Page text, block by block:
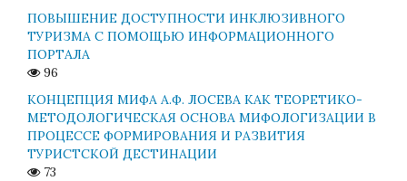
ПОВЫШЕНИЕ ДОСТУПНОСТИ ИНКЛЮЗИВНОГО
ТУРИЗМА С ПОМОЩЬЮ ИНФОРМАЦИОННОГО
ПОРТАЛА
96
КОНЦЕПЦИЯ МИФА А.Ф. ЛОСЕВА КАК ТЕОРЕТИКО-
МЕТОДОЛОГИЧЕСКАЯ ОСНОВА МИФОЛОГИЗАЦИИ В
ПРОЦЕССЕ ФОРМИРОВАНИЯ И РАЗВИТИЯ
ТУРИСТСКОЙ ДЕСТИНАЦИИ
73